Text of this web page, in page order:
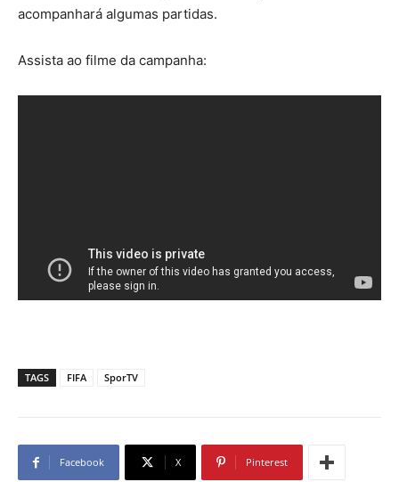
acompanhará algumas partidas.
Assista ao filme da campanha:
TAGS FIFA SporTV
Facebook X Pinterest